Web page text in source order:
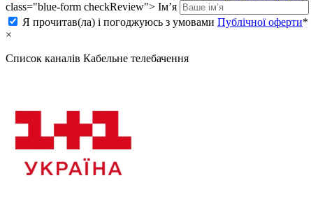
class="blue-form checkReview"> Ім’я
Я прочитав(ла) і погоджуюсь з умовами Публічної оферти*
×
Список каналів Кабельне телебачення